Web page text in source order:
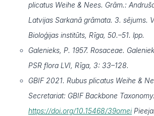
plicatus Weihe & Nees. Grām.:
Latvijas Sarkanā grāmata. 3. sējums.
Bioloģijas institūts, Rīga, 50.–51. lpp.
Galenieks, P. 1957. Rosaceae.
PSR flora LVI, Rīga, 3: 33–128.
GBIF 2021. Rubus plicatus Weihe &
Secretariat: GBIF Backbone Taxonomy.
https://doi.org/10.15468/39omei